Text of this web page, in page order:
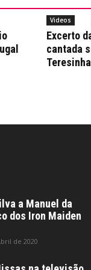
Videos
Excerto
cantada
Teresinha
a Manuel da
dos Iron Maiden
de 2020